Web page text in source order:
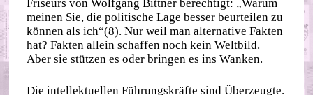
Friseurs von Wolfgang Bittner berechtigt: „Warum
meinen Sie, die politische Lage besser beurteilen zu
können als ich“(8). Nur weil man alternative Fakten
hat? Fakten allein schaffen noch kein Weltbild.
Aber sie stützen es oder bringen es ins Wanken.
Die intellektuellen Führungskräfte sind Überzeugte.